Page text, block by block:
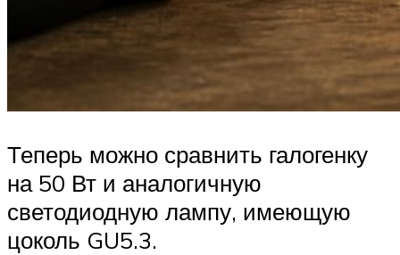
Теперь можно сравнить галогенку
на 50 Вт и аналогичную
светодиодную лампу, имеющую
цоколь GU5.3.